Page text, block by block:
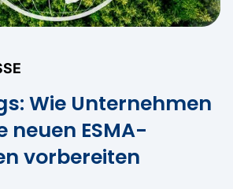
Wie Unternehmen
neuen ESMA-
vorbereiten